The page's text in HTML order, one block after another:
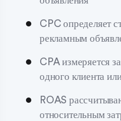
CPC определяет
рекламным
CPA измеряется
одного клиента
ROAS
относительным